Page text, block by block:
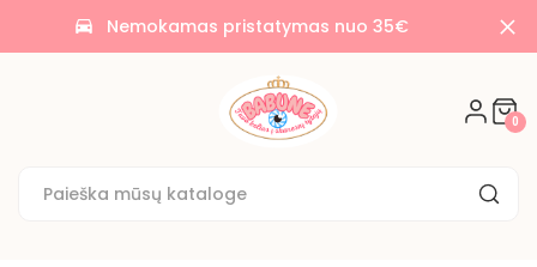
time_to_leave Nemokamas pristatymas nuo 35€
0
AKCIJOS
🌟
SAUSAINIAI